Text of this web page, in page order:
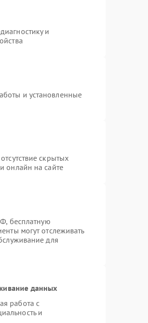
и
и установленные
скрытых
онлайн на сайте
бесплатную
могут отслеживать
для
данных
работа с
и